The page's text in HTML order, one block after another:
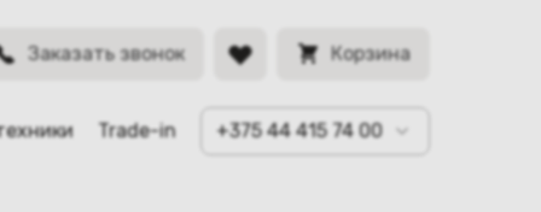
Заказать звонок Корзина
Trade-in +375 44 415 74 00